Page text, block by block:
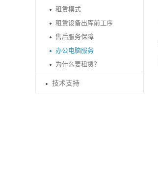
租赁模式
租赁设备出库前工序
售后服务保障
办公电脑服务
为什么要租赁？
技术支持